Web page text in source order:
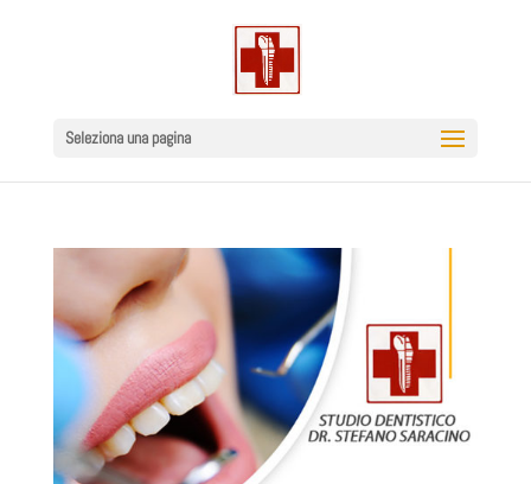
Seleziona una pagina